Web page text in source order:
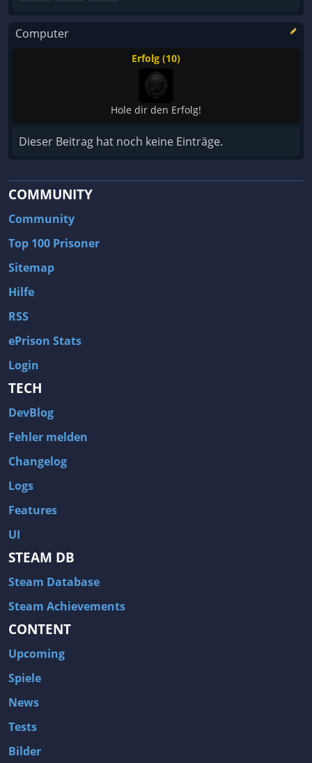
Computer
Erfolg (10)
Hole dir den Erfolg!
Dieser Beitrag hat noch keine Einträge.
COMMUNITY
Community
Top 100 Prisoner
Sitemap
Hilfe
RSS
ePrison Stats
Login
TECH
DevBlog
Fehler melden
Changelog
Logs
Features
UI
STEAM DB
Steam Database
Steam Achievements
CONTENT
Upcoming
Spiele
News
Tests
Bilder